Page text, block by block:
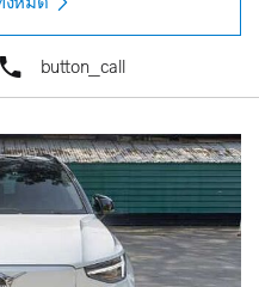
button_call